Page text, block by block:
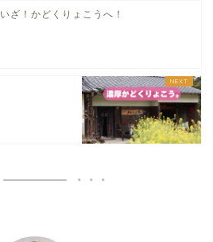
いざ！かどくりょこうへ！